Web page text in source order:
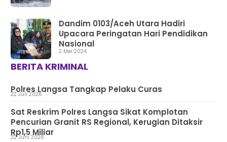
Dandim 0103/Aceh Utara Hadiri
Upacara Peringatan Hari Pendidikan
Nasional
2 Mei 2024
BERITA KRIMINAL
Polres Langsa Tangkap Pelaku Curas
22 Juli 2026
Sat Reskrim Polres Langsa Sikat Komplotan
Pencurian Granit RS Regional, Kerugian Ditaksir
Rp1,5 Miliar
22 Juni 2026